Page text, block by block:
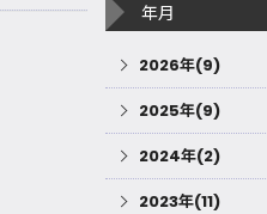
年月
2026年(9)
2025年(9)
2024年(2)
2023年(11)